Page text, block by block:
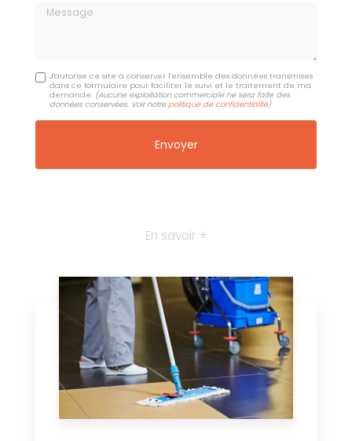
Message
J'autorise ce site à conserver l'ensemble des données transmises
dans ce formulaire pour faciliter le suivi et le traitement de ma
demande. (Aucune exploitation commerciale ne sera faite des
données conservées. Voir notre politique de confidentialité)
En savoir +